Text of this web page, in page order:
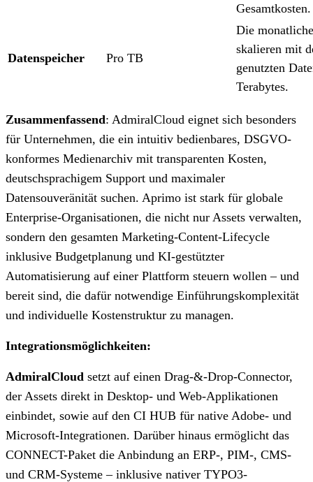
Gesamtkosten.
Datenspeicher Pro TB
Die
skalieren mit
genutzten
Terabytes.
Zusammenfassend: AdmiralCloud eignet sich besonders
für Unternehmen, die ein intuitiv bedienbares, DSGVO-
konformes Medienarchiv mit transparenten Kosten,
deutschsprachigem Support und maximaler
Datensouveränität suchen. Aprimo ist stark für globale
Enterprise-Organisationen, die nicht nur Assets verwalten,
sondern den gesamten Marketing-Content-Lifecycle
inklusive Budgetplanung und KI-gestützter
Automatisierung auf einer Plattform steuern wollen – und
bereit sind, die dafür notwendige Einführungskomplexität
und individuelle Kostenstruktur zu managen.
Integrationsmöglichkeiten:
AdmiralCloud setzt auf einen Drag-&-Drop-Connector,
der Assets direkt in Desktop- und Web-Applikationen
einbindet, sowie auf den CI HUB für native Adobe- und
Microsoft-Integrationen. Darüber hinaus ermöglicht das
CONNECT-Paket die Anbindung an ERP-, PIM-, CMS-
und CRM-Systeme – inklusive nativer TYPO3-